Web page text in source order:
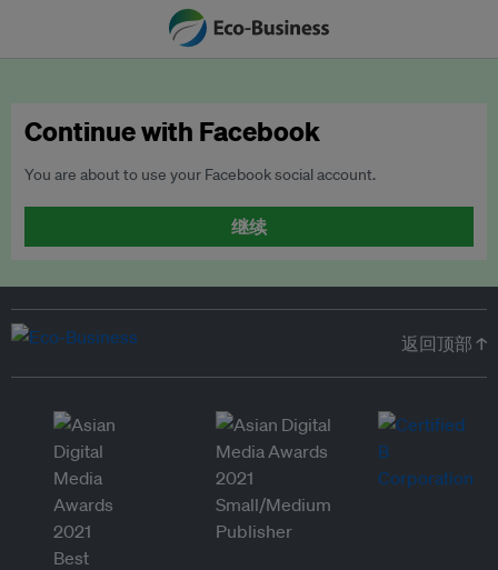
Continue with Facebook
You are about to use your Facebook social account.
继续
返回顶部 ↑